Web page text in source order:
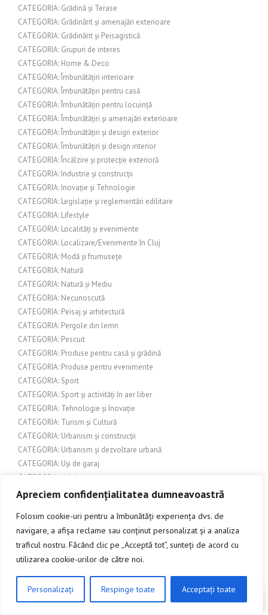
Apreciem confidențialitatea dumneavoastră
Folosim cookie-uri pentru a îmbunătăți experiența dvs. de
navigare, a afișa reclame sau conținut personalizat și a analiza
traficul nostru. Făcând clic pe „Acceptă tot”, sunteți de acord cu
utilizarea cookie-urilor de către noi.
Personalizați Respinge toate Acceptați toate
CATEGORIA: Grădină și Terase
CATEGORIA: Grădinărit și amenajări exterioare
CATEGORIA: Grădinărit și Peisagistică
CATEGORIA: Grupuri de interes
CATEGORIA: Home & Deco
CATEGORIA: Îmbunătățiri interioare
CATEGORIA: Îmbunătățiri pentru casă
CATEGORIA: Îmbunătățiri pentru locuință
CATEGORIA: Îmbunătățiri și amenajări exterioare
CATEGORIA: Îmbunătățiri și design exterior
CATEGORIA: Îmbunătățiri și design interior
CATEGORIA: Încălzire și protecție exterioră
CATEGORIA: Industrie și construcții
CATEGORIA: Inovație și Tehnologie
CATEGORIA: Legislație și reglementări edilitare
CATEGORIA: Lifestyle
CATEGORIA: Localități și evenimente
CATEGORIA: Localizare/Evenimente în Cluj
CATEGORIA: Modă și frumusețe
CATEGORIA: Natură
CATEGORIA: Natură și Mediu
CATEGORIA: Necunoscută
CATEGORIA: Peisaj și arhitectură
CATEGORIA: Pergole din lemn
CATEGORIA: Pescuit
CATEGORIA: Produse pentru casă și grădină
CATEGORIA: Produse pentru evenimente
CATEGORIA: Sport
CATEGORIA: Sport și activități în aer liber
CATEGORIA: Tehnologie și Inovație
CATEGORIA: Turism și Cultură
CATEGORIA: Urbanism și construcții
CATEGORIA: Urbanism și dezvoltare urbană
CATEGORIA: Uși de garaj
CATEGORIA: Uși de interior
CATEGORIA: Uși și feronerie
CATEGORIE: Cultură
Categorie: Design exterior
CATEGORIE: Evenimente
Chimie
Comerț
Comerț și afaceri
Companii
CLICK AICI PENTRU A DISCUTA